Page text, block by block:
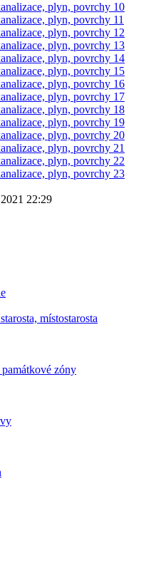
22:29
místostarosta
památkové zóny